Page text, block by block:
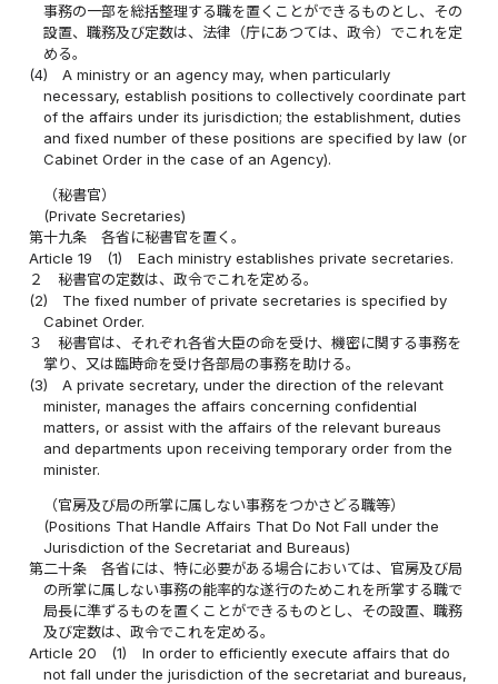
事務の一部を総括整理する職を置くことができるものとし、その
設置、職務及び定数は、法律（庁にあつては、政令）でこれを定
める。
(4)
A ministry or an agency may, when particularly
necessary, establish positions to collectively coordinate part
of the affairs under its jurisdiction; the establishment, duties
and fixed number of these positions are specified by law (or
Cabinet Order in the case of an Agency).
（秘書官）
(Private Secretaries)
第十九条
各省に秘書官を置く。
Article 19
(1)
Each ministry establishes private secretaries.
２
秘書官の定数は、政令でこれを定める。
(2)
The fixed number of private secretaries is specified by
Cabinet Order.
３
秘書官は、それぞれ各省大臣の命を受け、機密に関する事務を
掌り、又は臨時命を受け各部局の事務を助ける。
(3)
A private secretary, under the direction of the relevant
minister, manages the affairs concerning confidential
matters, or assist with the affairs of the relevant bureaus
and departments upon receiving temporary order from the
minister.
（官房及び局の所掌に属しない事務をつかさどる職等）
(Positions That Handle Affairs That Do Not Fall under the
Jurisdiction of the Secretariat and Bureaus)
第二十条
各省には、特に必要がある場合においては、官房及び局
の所掌に属しない事務の能率的な遂行のためこれを所掌する職で
局長に準ずるものを置くことができるものとし、その設置、職務
及び定数は、政令でこれを定める。
Article 20
(1)
In order to efficiently execute affairs that do
not fall under the jurisdiction of the secretariat and bureaus,